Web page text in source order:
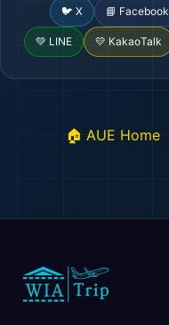
🐦 X 📘 Facebook
💚 LINE 💛 KakaoTalk
🏠 AUE Home